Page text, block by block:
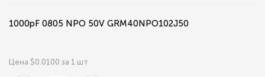
1000pF 0805 NPO 50V GRM40NPO102J50
Цена $0.0100 за 1 шт